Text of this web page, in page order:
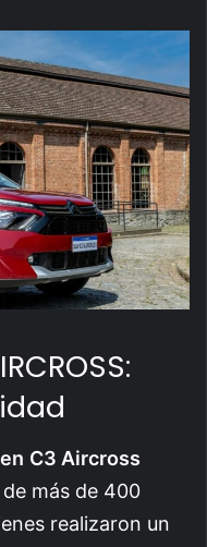
C3 Aircross
más de 400
realizaron un